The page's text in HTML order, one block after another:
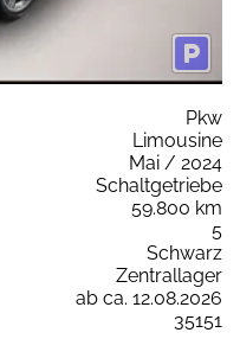
Pkw
Limousine
Mai / 2024
Schaltgetriebe
59.800 km
5
Schwarz
Zentrallager
ab ca. 12.08.2026
35151